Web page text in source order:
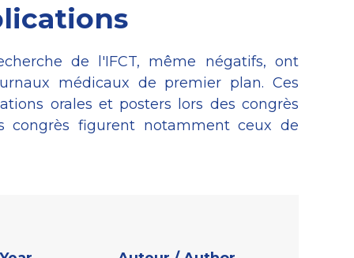
de l'IFCT, même négatifs, ont
médicaux de premier plan. Ces
orales et posters lors des congrès
congrès figurent notamment ceux de